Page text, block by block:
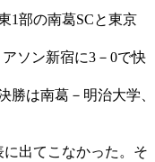
1部の南葛SCと東京
ソン新宿に3－0で快
は南葛－明治大学、
出てこなかった。そ